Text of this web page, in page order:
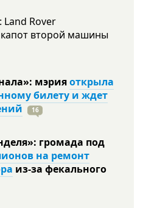
Land Rover
второй машины
мэрияоткрыла
билету и ждет
16
громада под
на ремонт
из-за фекального